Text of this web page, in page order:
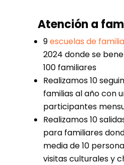
Atención a
9escuelas de
2024 donde se
100 familiares
Realizamos 10
familias al año con
participantes
Realizamos 10
para familiares
media de 10
visitas culturales y